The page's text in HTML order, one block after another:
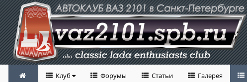
Клуб Форумы Статьи Галерея